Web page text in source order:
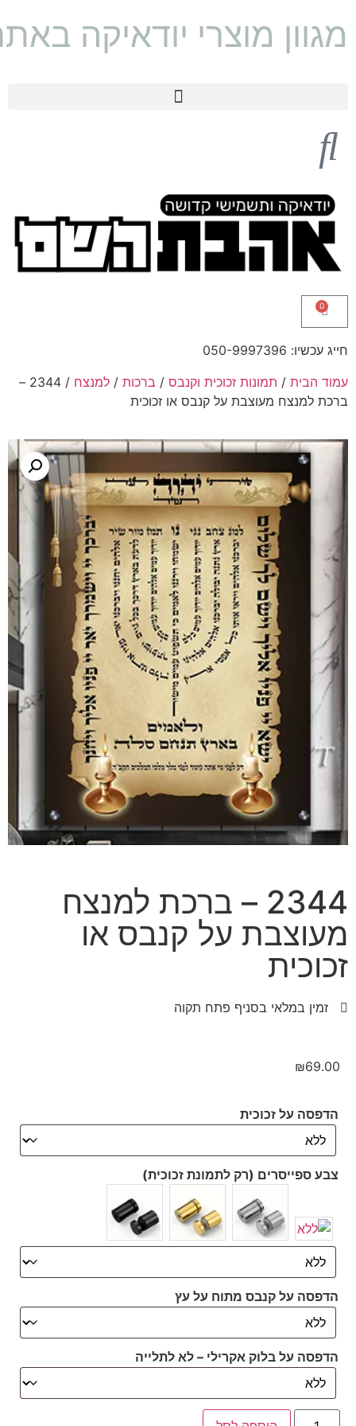
מגוון מוצרי יודאיקה
0
חייג עכשיו: 050-9997396
עמוד הבית / תמונות זכוכית וקנבס / ברכות / למנצח
/ 2344 –
ברכת למנצח מעוצבת על קנבס או זכוכית
2344 – ברכת למנצח
מעוצבת על קנבס או
זכוכית
זמין במלאי בסניף פתח תקוה
₪69.00
הדפסה על זכוכית
צבע ספייסרים (רק לתמונת זכוכית)
הדפסה על קנבס מתוח על עץ
הדפסה על בלוק אקרילי – לא לתלייה